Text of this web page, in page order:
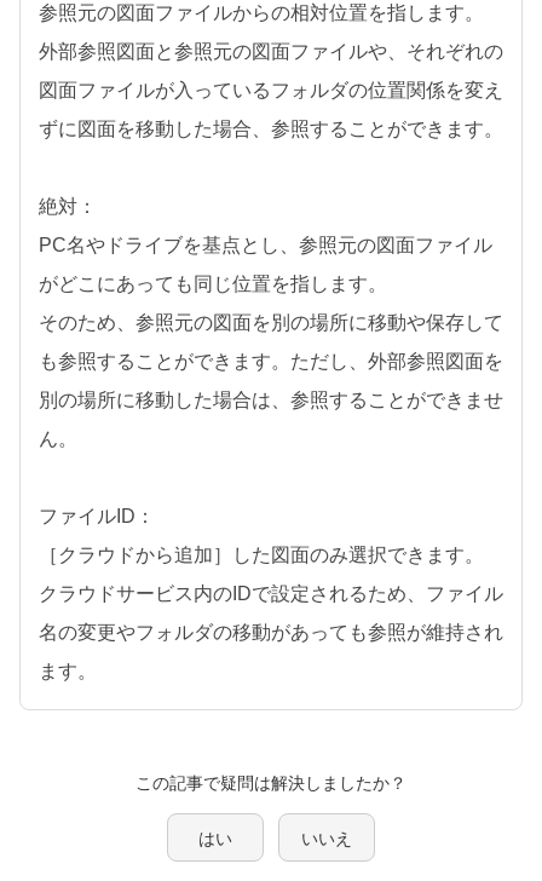
参照元の図面ファイルからの相対位置を指します。
外部参照図面と参照元の図面ファイルや、それぞれの
図面ファイルが入っているフォルダの位置関係を変え
ずに図面を移動した場合、参照することができます。
絶対：
PC名やドライブを基点とし、参照元の図面ファイル
がどこにあっても同じ位置を指します。
そのため、参照元の図面を別の場所に移動や保存して
も参照することができます。ただし、外部参照図面を
別の場所に移動した場合は、参照することができませ
ん。
ファイルID：
［クラウドから追加］した図面のみ選択できます。
クラウドサービス内のIDで設定されるため、ファイル
名の変更やフォルダの移動があっても参照が維持され
ます。
この記事で疑問は解決しましたか？
はい いいえ